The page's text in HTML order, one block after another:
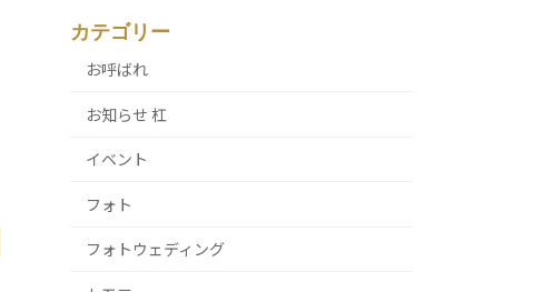
カテゴリー
お呼ばれ
お知らせ 杠
イベント
フォト
フォトウェディング